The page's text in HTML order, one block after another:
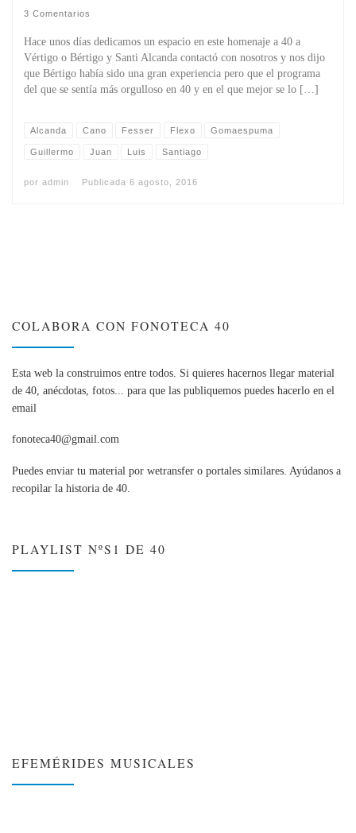
3 Comentarios
Hace unos días dedicamos un espacio en este homenaje a 40 a
Vértigo o Bértigo y Santi Alcanda contactó con nosotros y nos dijo
que Bértigo había sido una gran experiencia pero que el programa
del que se sentí­a más orgulloso en 40 y en el que mejor se lo […]
Alcanda Cano Fesser Flexo Gomaespuma
Guillermo Juan Luis Santiago
por admin Publicada 6 agosto, 2016
COLABORA CON FONOTECA 40
Esta web la construimos entre todos. Si quieres hacernos llegar material
de 40, anécdotas, fotos... para que las publiquemos puedes hacerlo en el
email
fonoteca40@gmail.com
Puedes enviar tu material por wetransfer o portales similares. Ayúdanos a
recopilar la historia de 40.
PLAYLIST NºS1 DE 40
EFEMÉRIDES MUSICALES